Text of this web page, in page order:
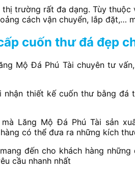
trường rất đa dạng. Tùy
cách vận chuyển, lắp đặt,…
cuốn thư đá đẹp
Mộ Đá Phú Tài chuyên tư
nhận thiết kế cuốn thư bằng
Lăng Mộ Đá Phú Tài sản
có thể đưa ra những kích
đến cho khách hàng
cầu nhanh nhất